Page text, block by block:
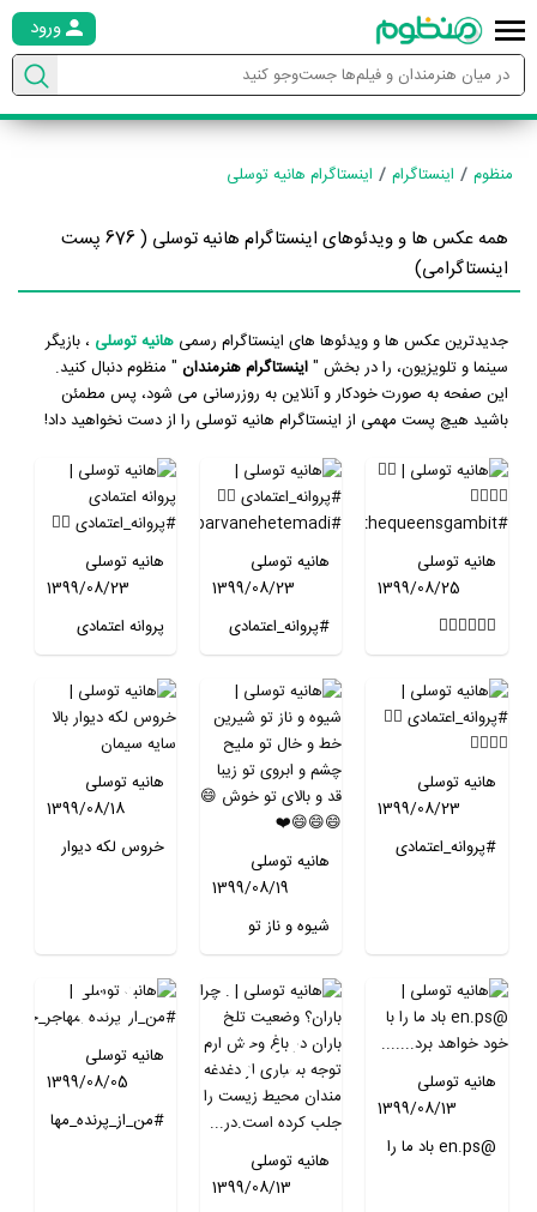
ورود
منظوم اینستاگرام اینستاگرام هانیه توسلی
همه عکس ها و ویدئوهای اینستاگرام هانیه توسلی ( 676 پست
اینستاگرامی)
جدیدترین عکس ها و ویدئوها های اینستاگرام رسمیهانیه توسلی ، بازیگر
سینما و تلویزیون، را در بخش "اینستاگرام هنرمندان " منظوم دنبال کنید.
این صفحه به صورت خودکار و آنلاین به روزرسانی می شود، پس مطمئن
باشید هیچ پست مهمی از اینستاگرام هانیه توسلی را از دست نخواهید داد!
هانیه توسلی
1399/08/25
👌🏻👌🏻👌🏻
#thequeensga
mbit
هانیه توسلی
1399/08/23
#پروانه_اعتمادی
👌🏻
#parvanehete
madi
هانیه توسلی
1399/08/23
پروانه اعتمادی
#پروانه_اعتمادی
👌🏻
هانیه توسلی
1399/08/23
#پروانه_اعتمادی
هانیه توسلی
1399/08/19
شیوه و ناز تو
شیرین خط و خال
تو ملیح چشم و
ابروی تو زیبا قد و
بالای تو خوش 😄
😄😄😄❤️
هانیه توسلی
1399/08/18
خروس لکه دیوار
هانیه توسلی
1399/08/13
@en.ps باد ما را
هانیه توسلی
1399/08/13
هانیه توسلی
1399/08/05
#من_از_پرنده_مها